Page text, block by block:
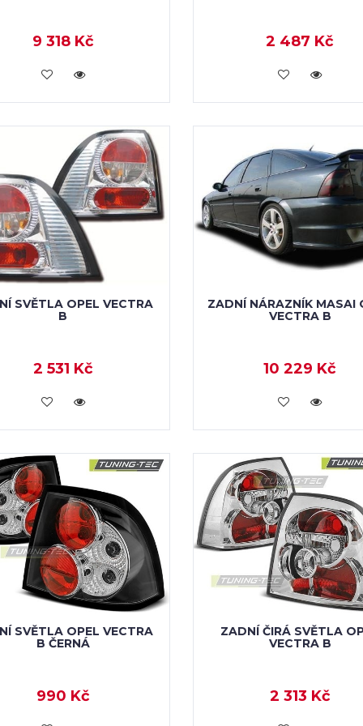
9 318 Kč
KOUPIT
2 487 Kč
KOUPIT
SVĚTLA OPEL VECTRA
B
2 531 Kč
KOUPIT
ZADNÍ NÁRAZNÍK MASAI
VECTRA B
10 229 Kč
KOUPIT
SVĚTLA OPEL VECTRA
B ČERNÁ
990 Kč
ZADNÍ ČIRÁ SVĚTLA
VECTRA B
2 313 Kč